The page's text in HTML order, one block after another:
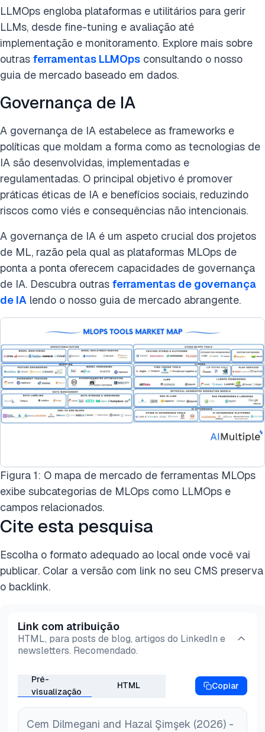
LLMOps engloba plataformas e utilitários para gerir
LLMs, desde fine-tuning e avaliação até
implementação e monitoramento. Explore mais sobre
outras ferramentas LLMOps consultando o nosso
guia de mercado baseado em dados.
Governança de IA
A governança de IA estabelece as frameworks e
políticas que moldam a forma como as tecnologias de
IA são desenvolvidas, implementadas e
regulamentadas. O principal objetivo é promover
práticas éticas de IA e benefícios sociais, reduzindo
riscos como viés e consequências não intencionais.
A governança de IA é um aspeto crucial dos projetos
de ML, razão pela qual as plataformas MLOps de
ponta a ponta oferecem capacidades de governança
de IA. Descubra outras ferramentas de governança
de IA lendo o nosso guia de mercado abrangente.
Figura 1: O mapa de mercado de ferramentas MLOps
exibe subcategorias de MLOps como LLMOps e
campos relacionados.
Cite esta pesquisa
Escolha o formato adequado ao local onde você vai
publicar. Colar a versão com link no seu CMS preserva
o backlink.
Link com atribuição
HTML, para posts de blog, artigos do LinkedIn e
newsletters. Recomendado.
Pré-
visualização
HTML Copiar
Cem Dilmegani and Hazal Şimşek (2026) -